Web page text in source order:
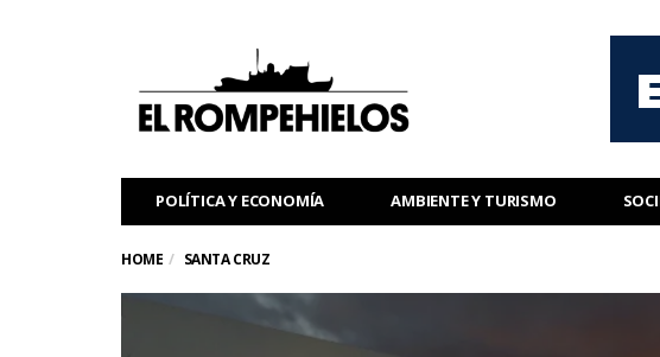
POLÍTICA Y ECONOMÍA AMBIENTE Y TURISMO
HOME SANTA CRUZ